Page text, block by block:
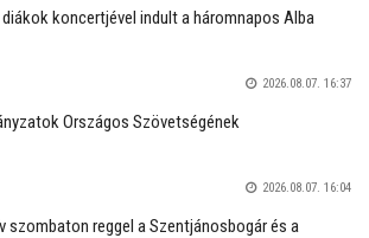
koncertjével indult a háromnapos Alba
2026.08.07. 16:37
Országos Szövetségének
2026.08.07. 16:04
szombaton reggel a Szentjánosbogár és a